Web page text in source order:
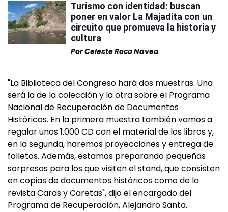
Turismo con identidad: buscan
poner en valor La Majadita con un
circuito que promueva la historia y
cultura
PorCeleste Roco Navea
"La Biblioteca del Congreso hará dos muestras. Una
será la de la colección y la otra sobre el Programa
Nacional de Recuperación de Documentos
Históricos. En la primera muestra también vamos a
regalar unos 1.000 CD con el material de los libros y,
en la segunda, haremos proyecciones y entrega de
folletos. Además, estamos preparando pequeñas
sorpresas para los que visiten el stand, que consisten
en copias de documentos históricos como de la
revista Caras y Caretas", dijo el encargado del
Programa de Recuperación, Alejandro Santa.